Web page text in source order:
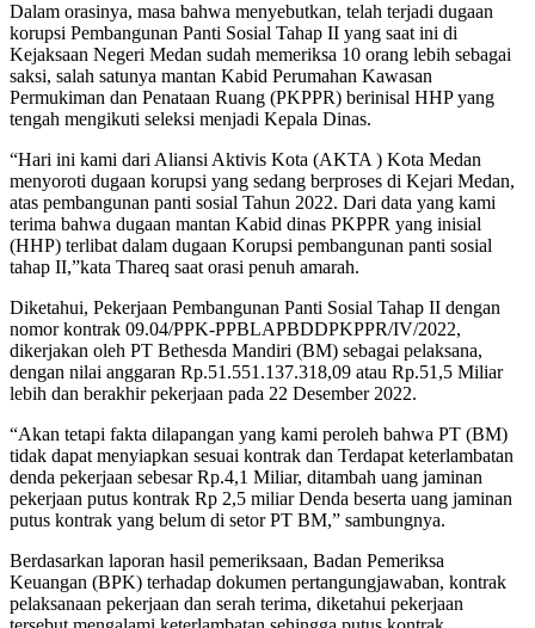
Dalam orasinya, masa bahwa menyebutkan, telah terjadi dugaan
korupsi Pembangunan Panti Sosial Tahap II yang saat ini di
Kejaksaan Negeri Medan sudah memeriksa 10 orang lebih sebagai
saksi, salah satunya mantan Kabid Perumahan Kawasan
Permukiman dan Penataan Ruang (PKPPR) berinisal HHP yang
tengah mengikuti seleksi menjadi Kepala Dinas.
“Hari ini kami dari Aliansi Aktivis Kota (AKTA ) Kota Medan
menyoroti dugaan korupsi yang sedang berproses di Kejari Medan,
atas pembangunan panti sosial Tahun 2022. Dari data yang kami
terima bahwa dugaan mantan Kabid dinas PKPPR yang inisial
(HHP) terlibat dalam dugaan Korupsi pembangunan panti sosial
tahap II,”kata Thareq saat orasi penuh amarah.
Diketahui, Pekerjaan Pembangunan Panti Sosial Tahap II dengan
nomor kontrak 09.04/PPK-PPBLAPBDDPKPPR/IV/2022,
dikerjakan oleh PT Bethesda Mandiri (BM) sebagai pelaksana,
dengan nilai anggaran Rp.51.551.137.318,09 atau Rp.51,5 Miliar
lebih dan berakhir pekerjaan pada 22 Desember 2022.
“Akan tetapi fakta dilapangan yang kami peroleh bahwa PT (BM)
tidak dapat menyiapkan sesuai kontrak dan Terdapat keterlambatan
denda pekerjaan sebesar Rp.4,1 Miliar, ditambah uang jaminan
pekerjaan putus kontrak Rp 2,5 miliar Denda beserta uang jaminan
putus kontrak yang belum di setor PT BM,” sambungnya.
Berdasarkan laporan hasil pemeriksaan, Badan Pemeriksa
Keuangan (BPK) terhadap dokumen pertangungjawaban, kontrak
pelaksanaan pekerjaan dan serah terima, diketahui pekerjaan